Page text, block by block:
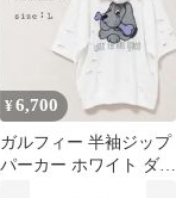
¥6,700
ガルフィー 半袖ジップ
パーカー ホワイト ダメ